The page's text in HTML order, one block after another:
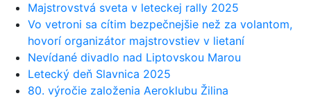
Majstrovstvá sveta v leteckej rally 2025
Vo vetroni sa cítim bezpečnejšie než za volantom,
hovorí organizátor majstrovstiev v lietaní
Nevídané divadlo nad Liptovskou Marou
Letecký deň Slavnica 2025
80. výročie založenia Aeroklubu Žilina